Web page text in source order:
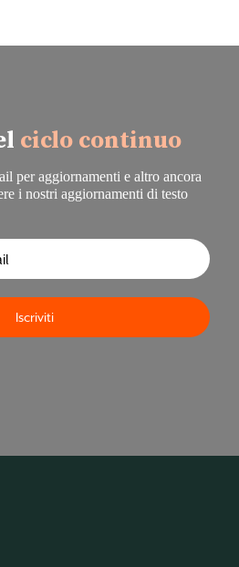
ciclo continuo
per aggiornamenti e altro ancora
i nostri aggiornamenti di testo